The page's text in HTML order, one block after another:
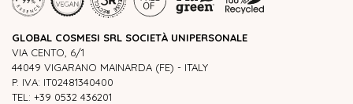
GLOBAL COSMESI SRL SOCIETÀ UNIPERSONALE
VIA CENTO, 6/1
44049 VIGARANO MAINARDA (FE) - ITALY
P. IVA: IT02481340400
TEL: +39 0532 436201